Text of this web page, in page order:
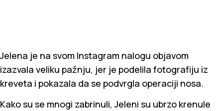
Jelena je na svom Instagram nalogu objavom
izazvala veliku pažnju, jer je podelila fotografiju iz
kreveta i pokazala da se podvrgla operaciji nosa.
Kako su se mnogi zabrinuli, Jeleni su ubrzo krenule